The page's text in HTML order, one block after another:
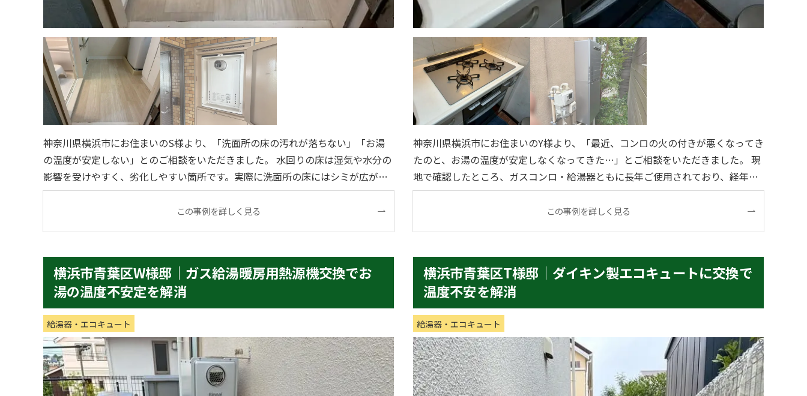
神奈川県横浜市にお住まいのS様より、「洗面所の床の汚れが落ちない」「お湯
の温度が安定しない」とのご相談をいただきました。 水回りの床は湿気や水分の
影響を受けやすく、劣化しやすい箇所です。実際に洗面所の床にはシミが広が
り、汚れも落ちにくい状態となっていました。 また、給湯器についても外装の汚
この事例を詳しく見る
神奈川県横浜市にお住まいのY様より、「最近、コンロの火の付きが悪くなってき
たのと、お湯の温度が安定しなくなってきた…」とご相談をいただきました。 現
地で確認したところ、ガスコンロ・給湯器ともに長年ご使用されており、経年劣
化による不具合が見られる状態でした。特に給湯器は使用年数的にも交換時期を
この事例を詳しく見る
横浜市青葉区W様邸｜ガス給湯暖房用熱源機交換でお
湯の温度不安定を解消
給湯器・エコキュート
横浜市青葉区T様邸｜ダイキン製エコキュートに交換で
温度不安を解消
給湯器・エコキュート